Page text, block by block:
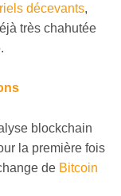
décevants,
très chahutée
blockchain
la première fois
de Bitcoin